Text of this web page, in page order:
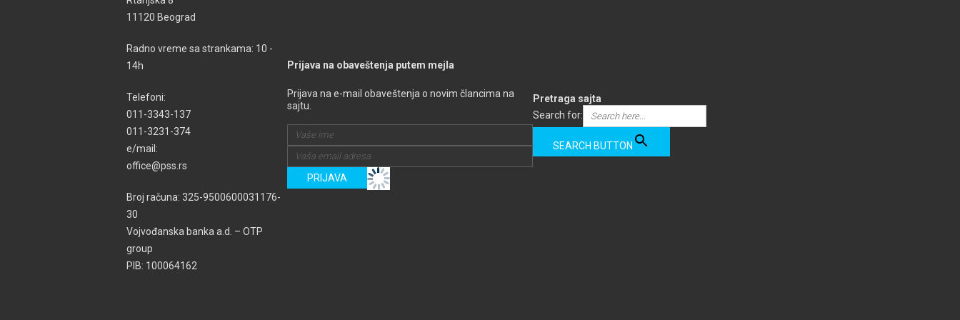
11120 Beograd
Radno vreme sa strankama: 10 -
14h
Telefoni:
011-3343-137
011-3231-374
e/mail:
office@pss.rs
Broj računa: 325-9500600031176-
30
Vojvođanska banka a.d. – OTP
group
PIB: 100064162
Prijava na obaveštenja putem mejla
Prijava na e-mail obaveštenja o novim člancima na
sajtu.
Pretraga sajta
Search for:
SEARCH BUTTON